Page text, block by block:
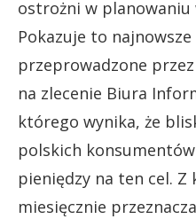
ostrożni w
Pokazuje to
przeprowadzone
na zlecenie Biura
którego wynika, że
polskich
pieniędzy na ten cel. Z
miesięcznie